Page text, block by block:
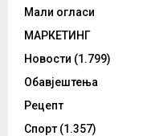
Мали огласи
МАРКЕТИНГ
Новости (1.799)
Обавјештења
Рецепт
Спорт (1.357)